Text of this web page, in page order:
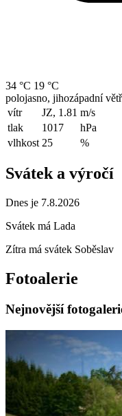
34 °C 19 °C
polojasno, jihozápadní
vítr
JZ, 1.81 m/s
tlak
1017
hPa
vlhkost 25 %
Svátek a výročí
Dnes je 7.8.2026
Svátek má Lada
Zítra má svátek Soběslav
Fotoalerie
Nejnovější